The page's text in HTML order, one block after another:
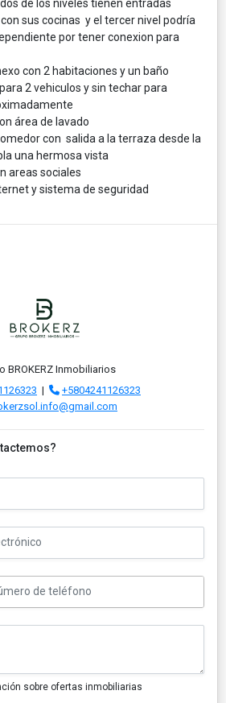
dos de los niveles tienen entradas
sus cocinas y el tercer nivel podría
por tener conexion para
con 2 habitaciones y un baño
2 vehiculos y sin techar para
área de lavado
con salida a la terraza desde la
una hermosa vista
areas sociales
y sistema de seguridad
BROKERZ Inmobiliarios
|
+5804241126323
sobre ofertas inmobiliarias